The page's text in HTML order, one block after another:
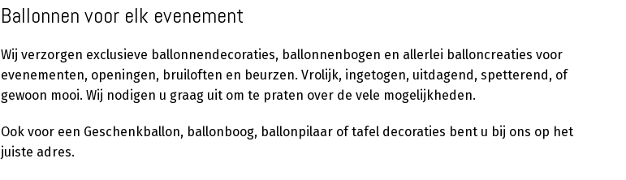
Ballonnen voor elk evenement
Wij verzorgen exclusieve ballonnendecoraties, ballonnenbogen en allerlei balloncreaties voor
evenementen, openingen, bruiloften en beurzen. Vrolijk, ingetogen, uitdagend, spetterend, of
gewoon mooi. Wij nodigen u graag uit om te praten over de vele mogelijkheden.
Ook voor een Geschenkballon, ballonboog, ballonpilaar of tafel decoraties bent u bij ons op het
juiste adres.